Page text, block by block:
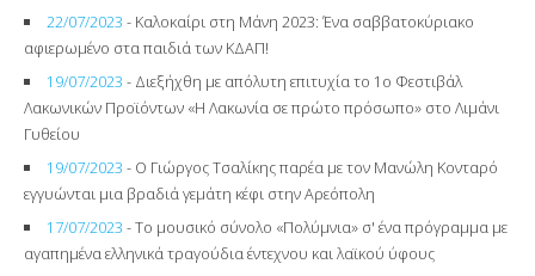
22/07/2023 - Καλοκαίρι στη Μάνη 2023: Ένα σαββατοκύριακο
αφιερωμένο στα παιδιά των ΚΔΑΠ!
19/07/2023 - Διεξήχθη με απόλυτη επιτυχία το 1ο Φεστιβάλ
Λακωνικών Προϊόντων «Η Λακωνία σε πρώτο πρόσωπο» στο Λιμάνι
Γυθείου
19/07/2023 - Ο Γιώργος Τσαλίκης παρέα με τον Μανώλη Κονταρό
εγγυώνται μια βραδιά γεμάτη κέφι στην Αρεόπολη
17/07/2023 - Το μουσικό σύνολο «Πολύμνια» σ' ένα πρόγραμμα με
αγαπημένα ελληνικά τραγούδια έντεχνου και λαϊκού ύφους